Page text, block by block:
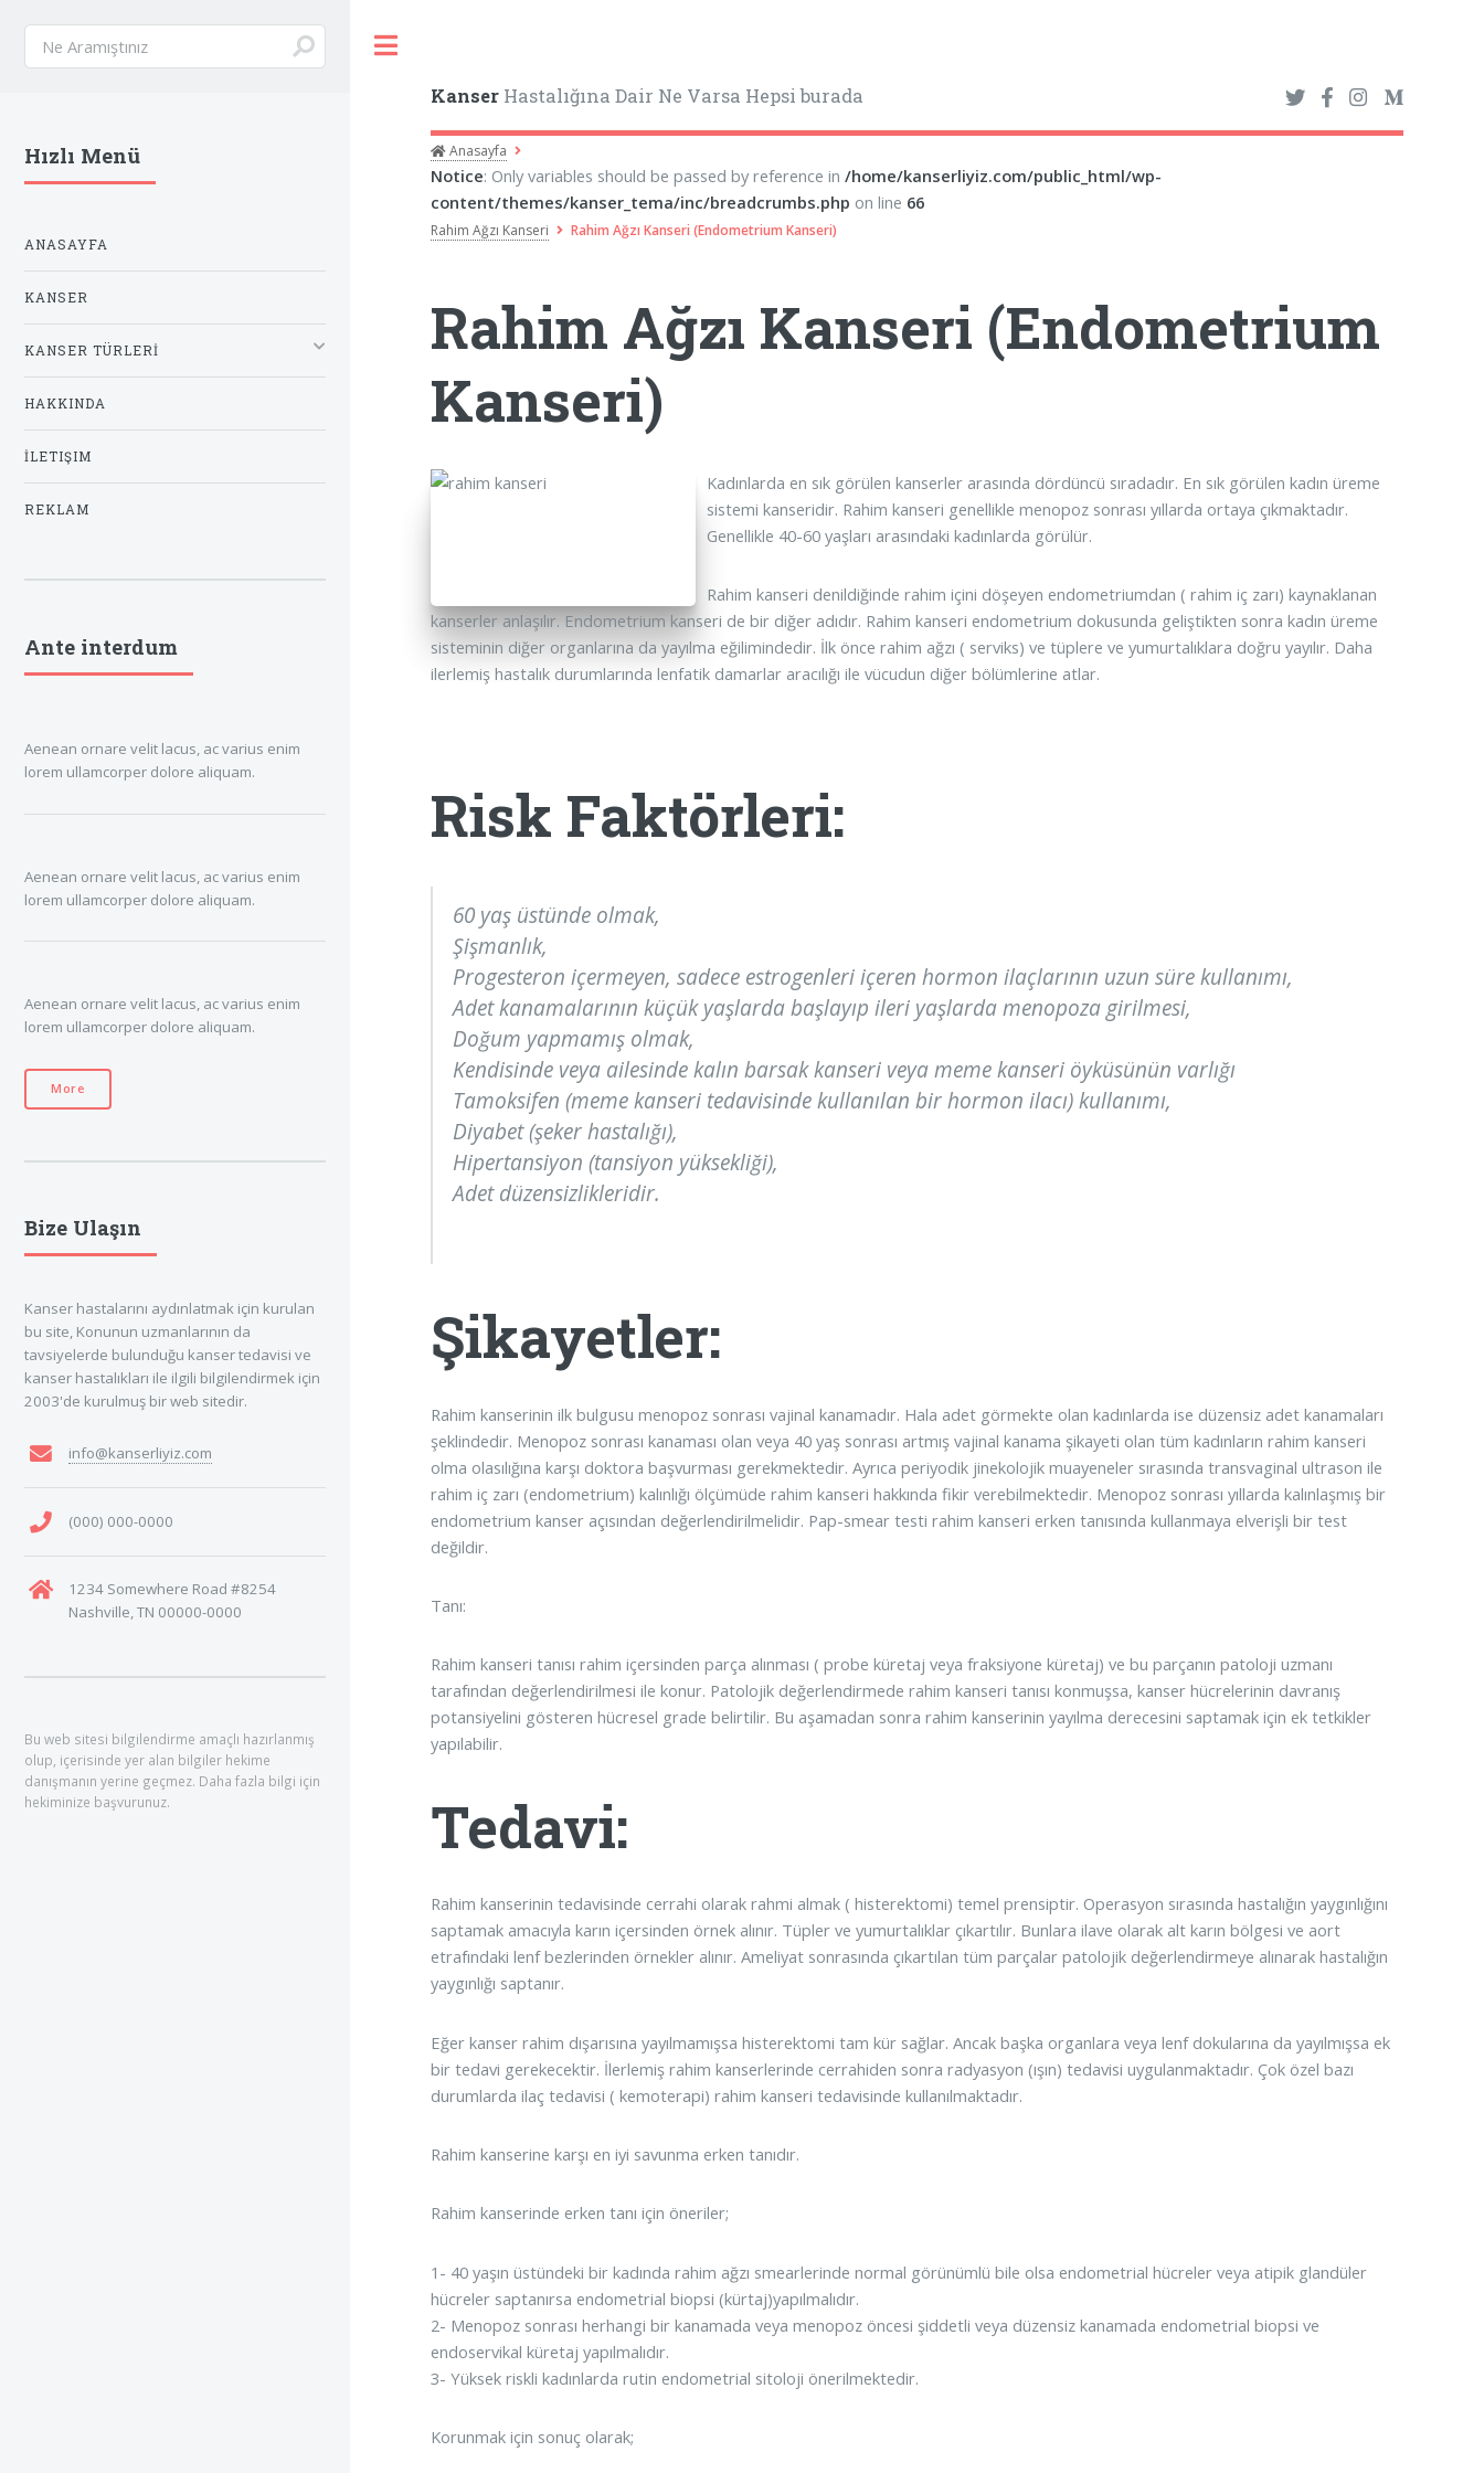
Kanser Hastalığına Dair Ne Varsa Hepsi burada
Anasayfa
Notice: Only variables should be passed by reference in/home/kanserliyiz.com/public_html/wp-
content/themes/kanser_tema/inc/breadcrumbs.php on line 66
Rahim Ağzı Kanseri Rahim Ağzı Kanseri (Endometrium Kanseri)
Rahim Ağzı Kanseri (Endometrium
Kanseri)
Kadınlarda en sık görülen kanserler arasında dördüncü sıradadır. En sık görülen kadın üreme
sistemi kanseridir. Rahim kanseri genellikle menopoz sonrası yıllarda ortaya çıkmaktadır.
Genellikle 40-60 yaşları arasındaki kadınlarda görülür.
Rahim kanseri denildiğinde rahim içini döşeyen endometriumdan ( rahim iç zarı) kaynaklanan
kanserler anlaşılır. Endometrium kanseri de bir diğer adıdır. Rahim kanseri endometrium dokusunda geliştikten sonra kadın üreme
sisteminin diğer organlarına da yayılma eğilimindedir. İlk önce rahim ağzı ( serviks) ve tüplere ve yumurtalıklara doğru yayılır. Daha
ilerlemiş hastalık durumlarında lenfatik damarlar aracılığı ile vücudun diğer bölümlerine atlar.
Risk Faktörleri:
60 yaş üstünde olmak,
Şişmanlık,
Progesteron içermeyen, sadece estrogenleri içeren hormon ilaçlarının uzun süre kullanımı,
Adet kanamalarının küçük yaşlarda başlayıp ileri yaşlarda menopoza girilmesi,
Doğum yapmamış olmak,
Kendisinde veya ailesinde kalın barsak kanseri veya meme kanseri öyküsünün varlığı
Tamoksifen (meme kanseri tedavisinde kullanılan bir hormon ilacı) kullanımı,
Diyabet (şeker hastalığı),
Hipertansiyon (tansiyon yüksekliği),
Adet düzensizlikleridir.
Şikayetler:
Rahim kanserinin ilk bulgusu menopoz sonrası vajinal kanamadır. Hala adet görmekte olan kadınlarda ise düzensiz adet kanamaları
şeklindedir. Menopoz sonrası kanaması olan veya 40 yaş sonrası artmış vajinal kanama şikayeti olan tüm kadınların rahim kanseri
olma olasılığına karşı doktora başvurması gerekmektedir. Ayrıca periyodik jinekolojik muayeneler sırasında transvaginal ultrason ile
rahim iç zarı (endometrium) kalınlığı ölçümüde rahim kanseri hakkında fikir verebilmektedir. Menopoz sonrası yıllarda kalınlaşmış bir
endometrium kanser açısından değerlendirilmelidir. Pap-smear testi rahim kanseri erken tanısında kullanmaya elverişli bir test
değildir.
Tanı:
Rahim kanseri tanısı rahim içersinden parça alınması ( probe küretaj veya fraksiyone küretaj) ve bu parçanın patoloji uzmanı
tarafından değerlendirilmesi ile konur. Patolojik değerlendirmede rahim kanseri tanısı konmuşsa, kanser hücrelerinin davranış
potansiyelini gösteren hücresel grade belirtilir. Bu aşamadan sonra rahim kanserinin yayılma derecesini saptamak için ek tetkikler
yapılabilir.
Tedavi:
Rahim kanserinin tedavisinde cerrahi olarak rahmi almak ( histerektomi) temel prensiptir. Operasyon sırasında hastalığın yaygınlığını
saptamak amacıyla karın içersinden örnek alınır. Tüpler ve yumurtalıklar çıkartılır. Bunlara ilave olarak alt karın bölgesi ve aort
etrafındaki lenf bezlerinden örnekler alınır. Ameliyat sonrasında çıkartılan tüm parçalar patolojik değerlendirmeye alınarak hastalığın
yaygınlığı saptanır.
Eğer kanser rahim dışarısına yayılmamışsa histerektomi tam kür sağlar. Ancak başka organlara veya lenf dokularına da yayılmışsa ek
bir tedavi gerekecektir. İlerlemiş rahim kanserlerinde cerrahiden sonra radyasyon (ışın) tedavisi uygulanmaktadır. Çok özel bazı
durumlarda ilaç tedavisi ( kemoterapi) rahim kanseri tedavisinde kullanılmaktadır.
Rahim kanserine karşı en iyi savunma erken tanıdır.
Rahim kanserinde erken tanı için öneriler;
1- 40 yaşın üstündeki bir kadında rahim ağzı smearlerinde normal görünümlü bile olsa endometrial hücreler veya atipik glandüler
hücreler saptanırsa endometrial biopsi (kürtaj)yapılmalıdır.
2- Menopoz sonrası herhangi bir kanamada veya menopoz öncesi şiddetli veya düzensiz kanamada endometrial biopsi ve
endoservikal küretaj yapılmalıdır.
3- Yüksek riskli kadınlarda rutin endometrial sitoloji önerilmektedir.
Korunmak için sonuç olarak;
Hızlı Menü
ANASAYFA
KANSER
KANSER TÜRLERİ
HAKKINDA
İLETIŞIM
REKLAM
Ante interdum
Aenean ornare velit lacus, ac varius enim
lorem ullamcorper dolore aliquam.
Aenean ornare velit lacus, ac varius enim
lorem ullamcorper dolore aliquam.
Aenean ornare velit lacus, ac varius enim
lorem ullamcorper dolore aliquam.
More
Bize Ulaşın
Kanser hastalarını aydınlatmak için kurulan
bu site, Konunun uzmanlarının da
tavsiyelerde bulunduğu kanser tedavisi ve
kanser hastalıkları ile ilgili bilgilendirmek için
2003'de kurulmuş bir web sitedir.
info@kanserliyiz.com
(000) 000-0000
1234 Somewhere Road #8254
Nashville, TN 00000-0000
Bu web sitesi bilgilendirme amaçlı hazırlanmış
olup, içerisinde yer alan bilgiler hekime
danışmanın yerine geçmez. Daha fazla bilgi için
hekiminize başvurunuz.